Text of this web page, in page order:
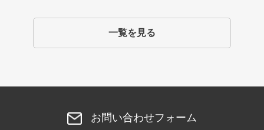
一覧を見る
お問い合わせフォーム